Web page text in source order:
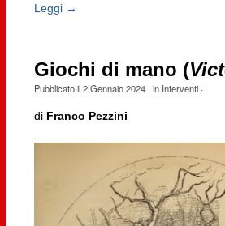
Leggi →
Giochi di mano (
Pubblicato il2 Gennaio 2024· in Interventi·
di Franco Pezzini